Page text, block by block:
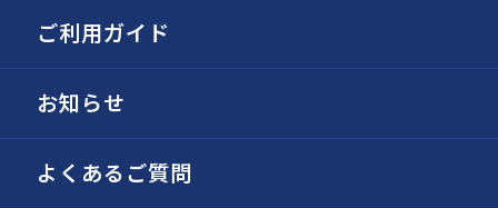
ご利用ガイド
お知らせ
よくあるご質問